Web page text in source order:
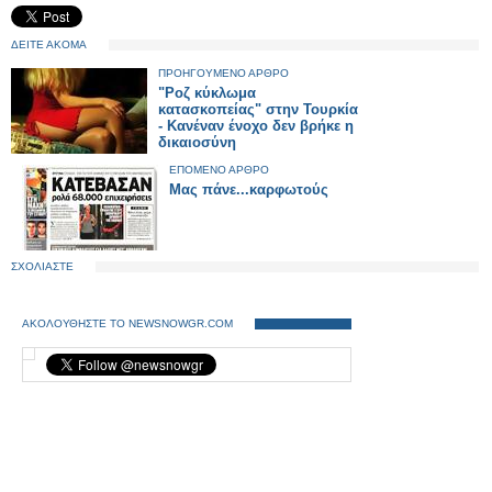
ΔΕΙΤΕ ΑΚΟΜΑ
ΠΡΟΗΓΟΥΜΕΝΟ ΑΡΘΡΟ
"Ροζ κύκλωμα
κατασκοπείας" στην Τουρκία
- Κανέναν ένοχο δεν βρήκε η
δικαιοσύνη
ΕΠΟΜΕΝΟ ΑΡΘΡΟ
Μας πάνε...καρφωτούς
ΣΧΟΛΙΑΣΤΕ
ΑΚΟΛΟΥΘΗΣΤΕ ΤΟ NEWSNOWGR.COM